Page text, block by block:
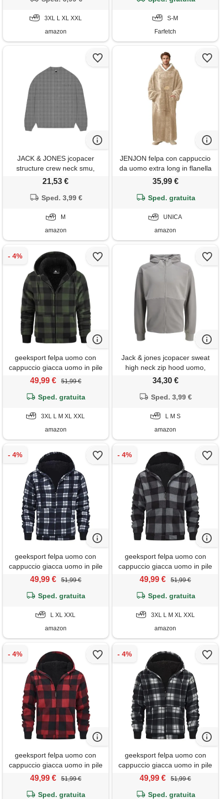
scuro, l
3XL L XL XXL
amazon
S-M
Farfetch
JACK & JONES jcopacer
structure crew neck smu,
flanella grigia, m
21,53 €
Sped. 3,99 €
M
amazon
JENJON felpa con cappuccio
da uomo extra long in flanella
oversize hoodie super morbid
inverno
35,99 €
Sped. gratuita
UNICA
amazon
geeksport felpa uomo con
cappuccio giacca uomo in pile
felpa flanella a quadri caldo
boscaiolo con zip verde scuro
49,99 € 51,99 €
Sped. gratuita
3XL L M XL XXL
amazon
Jack & jones jcopacer sweat
high neck zip hood uomo,
flanella grigia, l
34,30 €
Sped. 3,99 €
L M S
amazon
geeksport felpa uomo con
cappuccio giacca uomo in pile
felpa flanella a quadri caldo
boscaiolo con zip 0569 blu
49,99 € 51,99 €
Sped. gratuita
L XL XXL
amazon
geeksport felpa uomo con
cappuccio giacca uomo in pile
felpa flanella a quadri caldo
boscaiolo con zip 0569 grigio
49,99 € 51,99 €
Sped. gratuita
3XL L M XL XXL
amazon
geeksport felpa uomo con
cappuccio giacca uomo in pile
felpa flanella a quadri caldo
boscaiolo con zip 0569 rosso
49,99 € 51,99 €
Sped. gratuita
geeksport felpa uomo con
cappuccio giacca uomo in pile
felpa flanella a quadri caldo
boscaiolo con zip 0569 nero
49,99 € 51,99 €
Sped. gratuita